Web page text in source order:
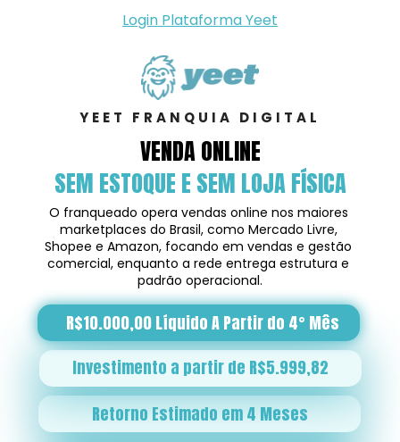
Login Plataforma Yeet
YEET FRANQUIA DIGITAL
VENDA ONLINE
SEM ESTOQUE E SEM LOJA FÍSICA
O franqueado opera vendas online nos maiores
marketplaces do Brasil, como Mercado Livre,
Shopee e Amazon, focando em vendas e gestão
comercial, enquanto a rede entrega estrutura e
padrão operacional.
R$10.000,00 Líquido A Partir do 4° Mês
Retorno Estimado em 4 Meses
Investimento a partir de R$5.999,82